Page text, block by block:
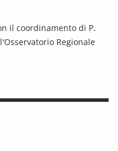
il coordinamento di P.
Regionale
DEL PNRR – Andamento